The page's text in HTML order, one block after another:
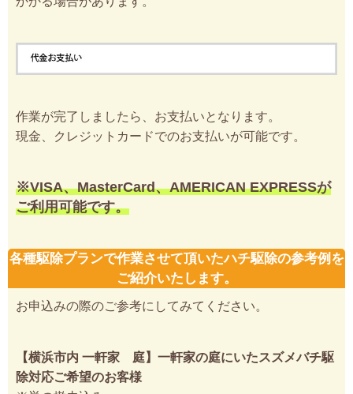
作業が完了しましたら、お支払いとなります。
現金、クレジットカードでのお支払いが可能です。
※VISA、MasterCard、AMERICAN EXPRESSが
ご利用可能です。
各種駆除プランで作業させて頂いたハチ駆除の参考例を
ご紹介いたします。
お申込みの際のご参考にしてみてください。
【横浜市内 一軒家 庭】一軒家の庭にいたスズメバチ駆
除対応ご希望のお客様